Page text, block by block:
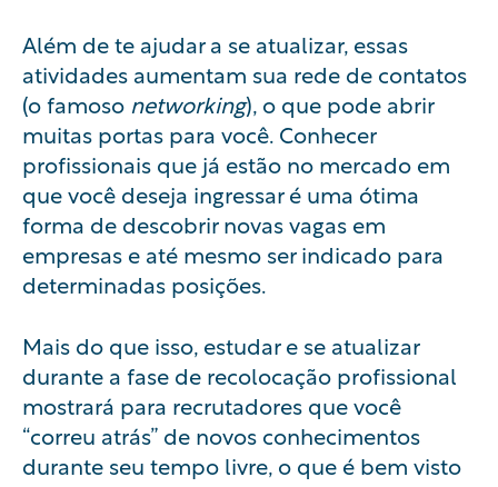
Além de te ajudar a se atualizar, essas
atividades aumentam sua rede de contatos
(o famoso networking), o que pode abrir
muitas portas para você. Conhecer
profissionais que já estão no mercado em
que você deseja ingressar é uma ótima
forma de descobrir novas vagas em
empresas e até mesmo ser indicado para
determinadas posições.
Mais do que isso, estudar e se atualizar
durante a fase de recolocação profissional
mostrará para recrutadores que você
“correu atrás” de novos conhecimentos
durante seu tempo livre, o que é bem visto